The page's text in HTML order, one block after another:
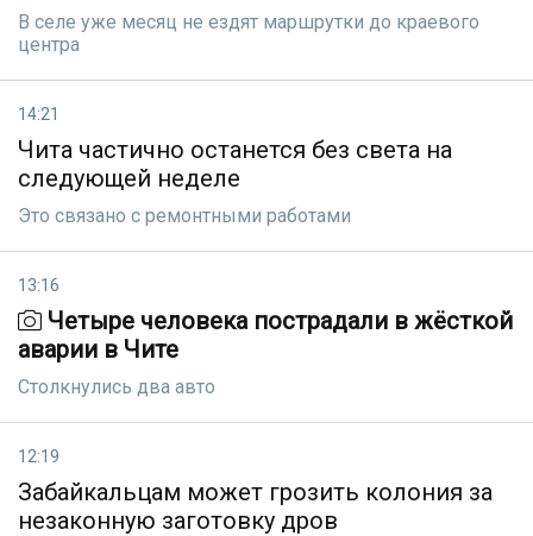
В селе уже месяц не ездят маршрутки до краевого
центра
14:21
Чита частично останется без света на
следующей неделе
Это связано с ремонтными работами
13:16
Четыре человека пострадали в жёсткой
аварии в Чите
Столкнулись два авто
12:19
Забайкальцам может грозить колония за
незаконную заготовку дров